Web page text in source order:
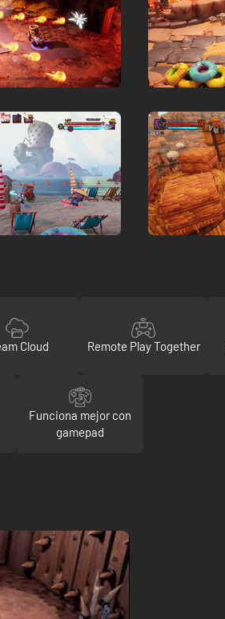
Cloud Remote Play Together
Funciona mejor con
gamepad